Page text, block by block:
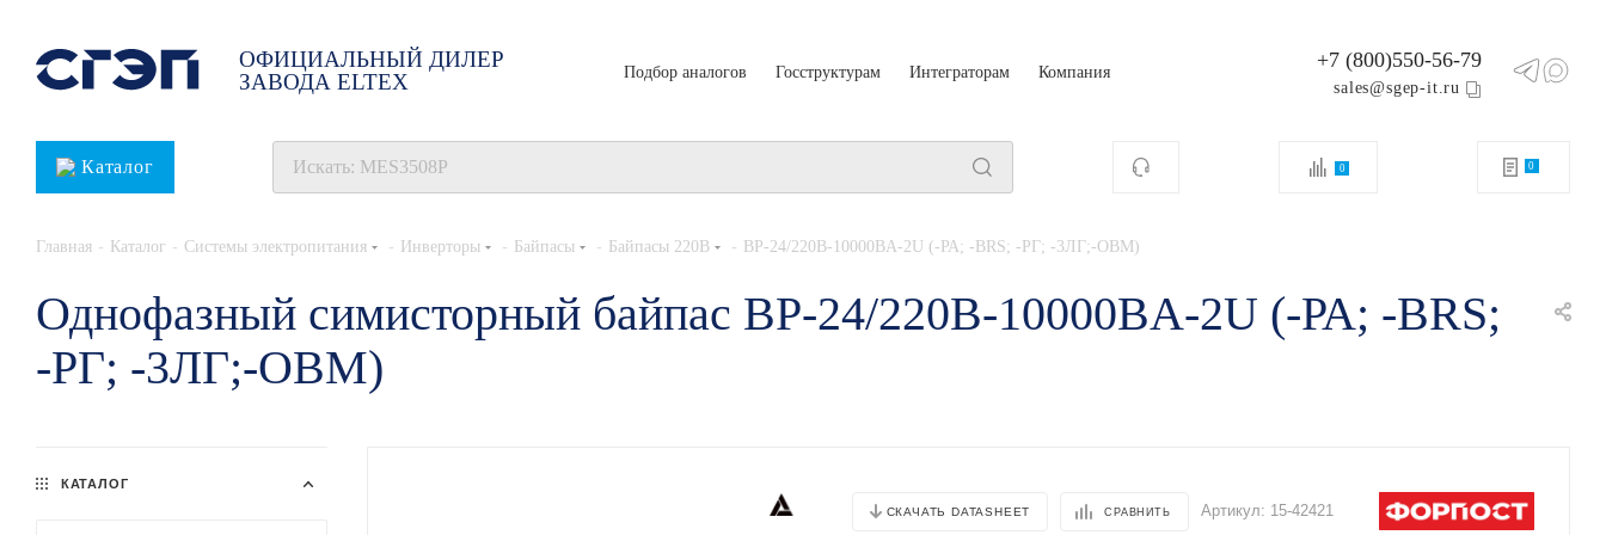
ОФИЦИАЛЬНЫЙ ДИЛЕР
ЗАВОДА ELTEX
Подбор аналогов Госструктурам Интеграторам Компания +7 (800)550-56-79
sales@sgep-it.ru
Каталог 0 0
Главная - Каталог - Системы электропитания - Инверторы - Байпасы - Байпасы 220В - BP-24/220B-10000BA-2U (-РА; -BRS; -РГ; -3ЛГ;-ОВМ)
Однофазный симисторный байпас BP-24/220B-10000BA-2U (-РА; -BRS;
-РГ; -3ЛГ;-ОВМ)
СКАЧАТЬ DATASHEET СРАВНИТЬ Артикул: 15-42421
КАТАЛОГ